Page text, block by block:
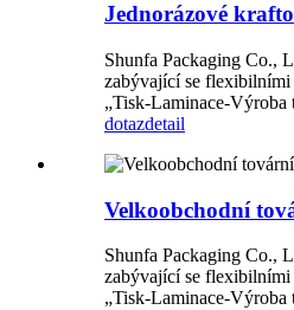
Jednorázové
Shunfa Packaging Co.,
zabývající se flexibilními
„Tisk-Laminace-Výroba
dotazdetail
Velkoobchodní
Shunfa Packaging Co.,
zabývající se flexibilními
„Tisk-Laminace-Výroba